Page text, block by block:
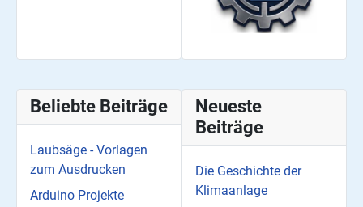
Beliebte Beiträge
Laubsäge - Vorlagen
zum Ausdrucken
Arduino Projekte
Neueste
Beiträge
Die Geschichte der
Klimaanlage